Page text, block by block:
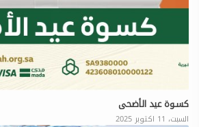
كسـوة عيد الأضحى
السبت، 11 اكتوبر 2025